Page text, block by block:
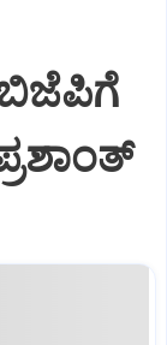
ಬಿಜೆಪಿಗೆ